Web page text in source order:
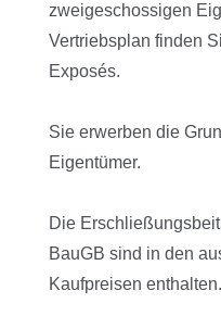
zweigeschossigen
Vertriebsplan finden
Exposés.
Sie erwerben die
Eigentümer.
Die
BauGB sind in den
Kaufpreisen enthalten.